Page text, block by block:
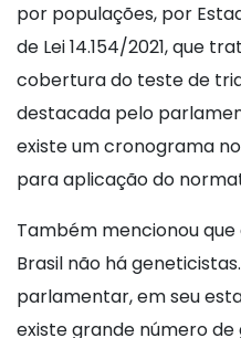
por populações, por
de Lei 14.154/2021, que
cobertura do teste de
destacada pelo
existe um cronograma
para aplicação do
Também mencionou
Brasil não há
parlamentar, em seu
existe grande número